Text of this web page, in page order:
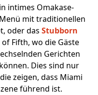
intimes Omakase-
mit traditionellen
oder das Stubborn
Fifth, wo die Gäste
Gerichten
Dies sind nur
zeigen, dass Miami
führend ist.